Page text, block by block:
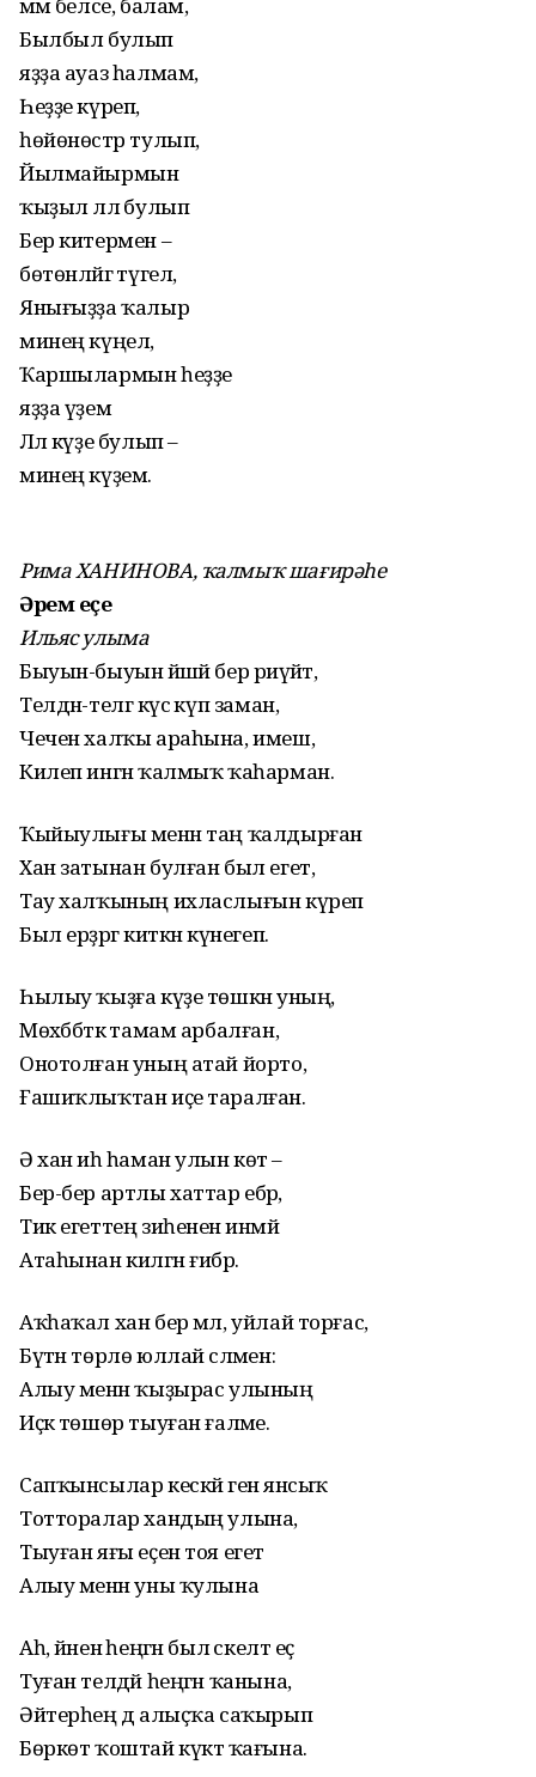
Былбыл булып
яҙҙа ауаз һалмам,
Һеҙҙе күреп,
һөйөнөстәр тулып,
Йылмайырмын
ҡыҙыл ләлә булып
Бер китермен –
бөтөнләйгә түгел,
Янығыҙҙа ҡалыр
минең күңел,
Ҡаршылармын һеҙҙе
яҙҙа үҙем
Ләлә күҙе булып –
минең күҙем.
Рима ХАНИНОВА, ҡалмыҡ шағирәһе
Әрем еҫе
Ильяс улыма
Быуын-быуын йәшәй бер риүәйәт,
Телдән-телгә күсә күп заман,
Чечен халҡы араһына, имеш,
Килеп ингән ҡалмыҡ ҡаһарман.
Ҡыйыулығы менән таң ҡалдырған
Хан затынан булған был егет,
Тау халҡының ихласлығын күреп
Был ерҙәргә киткән күнегеп.
Һылыу ҡыҙға күҙе төшкән уның,
Мөхәббәткә тамам арбалған,
Онотолған уның атай йорто,
Ғашиҡлыҡтан иҫе таралған.
Ә хан иһә һаман улын көтә –
Бер-бер артлы хаттар ебәрә,
Тик егеттең зиһененә инмәй
Атаһынан килгән ғибәрә.
Аҡһаҡал хан бер мәл, уйлай торғас,
Бүтән төрлө юллай сәләмен:
Алыу менән ҡыҙырас улының
Иҫкә төшөр тыуған ғаләме.
Сапҡынсылар кескәй генә янсыҡ
Тотторалар хандың улына,
Тыуған яғы еҫен тоя егет
Алыу менән уны ҡулына
Аһ, йәненә һеңгән был әскелт еҫ
Туған телдәй һеңгән ҡанына,
Әйтерһең дә алыҫҡа саҡырып
Бөркөт ҡоштай күктә ҡағына.